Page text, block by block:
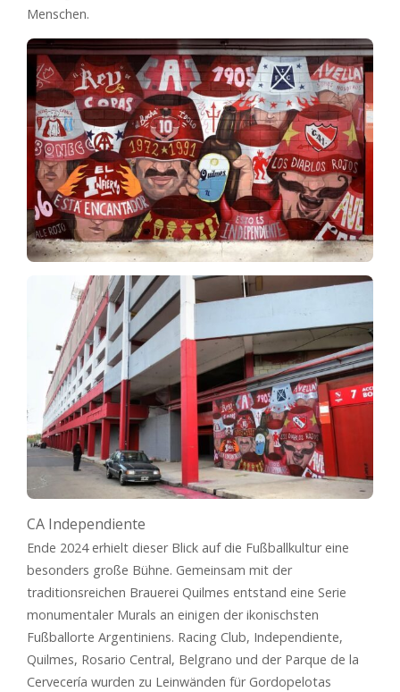
Menschen.
CA Independiente
Ende 2024 erhielt dieser Blick auf die Fußballkultur eine
besonders große Bühne. Gemeinsam mit der
traditionsreichen Brauerei Quilmes entstand eine Serie
monumentaler Murals an einigen der ikonischsten
Fußballorte Argentiniens. Racing Club, Independiente,
Quilmes, Rosario Central, Belgrano und der Parque de la
Cervecería wurden zu Leinwänden für Gordopelotas